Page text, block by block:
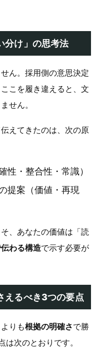
分け」の思考法
ん。採用側の意思決定
こを履き違えると、文
せん。
えてきたのは、次の原
性・整合性・常識）
提案（価値・再現
、あなたの価値は「読
わる構造で示す必要が
えるべき3つの要点
りも根拠の明確さで勝
次のとおりです。